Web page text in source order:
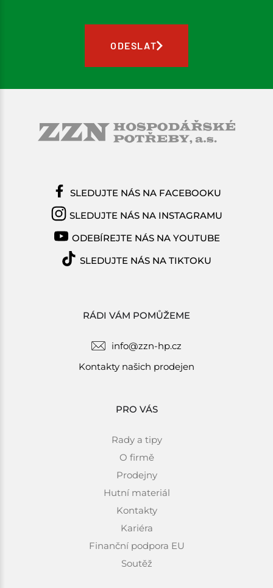
ODESLAT
RÁDI VÁM POMŮŽEME
info@zzn-hp.cz
Kontakty našich prodejen
PRO VÁS
Rady a tipy
O firmě
Prodejny
Hutní materiál
Kontakty
Kariéra
Finanční podpora EU
Soutěž
SLEDUJTE NÁS NA FACEBOOKU
SLEDUJTE NÁS NA INSTAGRAMU
ODEBÍREJTE NÁS NA YOUTUBE
SLEDUJTE NÁS NA TIKTOKU